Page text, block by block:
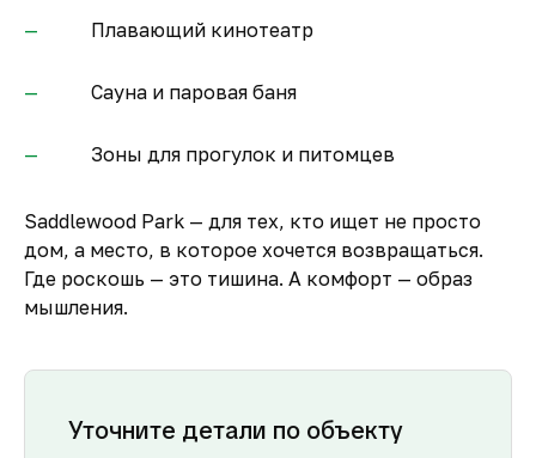
Плавающий кинотеатр
Сауна и паровая баня
Зоны для прогулок и питомцев
Saddlewood Park — для тех, кто ищет не просто
дом, а место, в которое хочется возвращаться.
Где роскошь — это тишина. А комфорт — образ
мышления.
Уточните детали по объекту